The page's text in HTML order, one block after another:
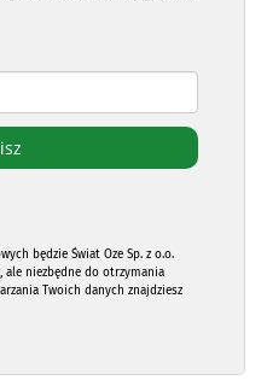
będzie Świat Oze Sp. z o.o.
niezbędne do otrzymania
Twoich danych znajdziesz